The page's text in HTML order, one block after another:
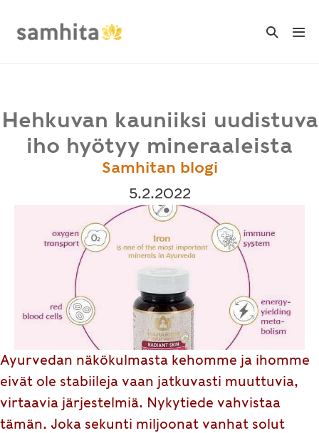
Search
Hehkuvan kauniiksi uudistuva
iho hyötyy mineraaleista
Samhitan blogi
5.2.2022
Ayurvedan näkökulmasta kehomme ja ihomme
eivät ole stabiileja vaan jatkuvasti muuttuvia,
virtaavia järjestelmiä. Nykytiede vahvistaa
tämän. Joka sekunti miljoonat vanhat solut